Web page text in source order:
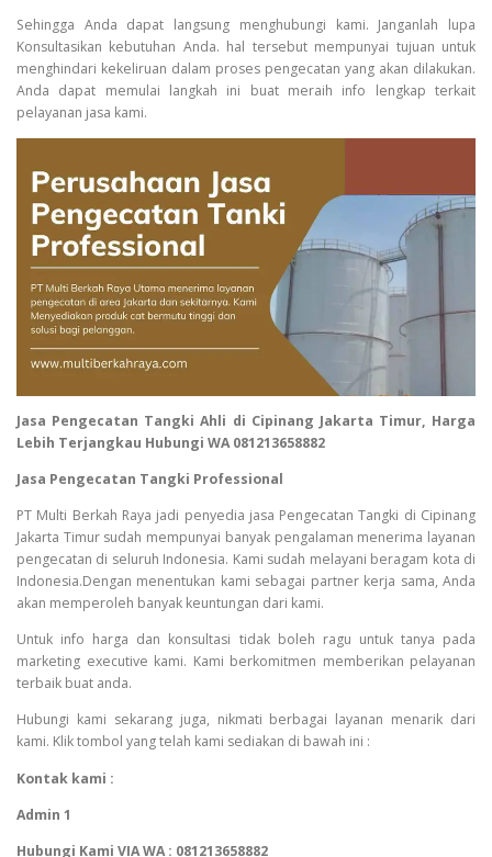
Sehingga Anda dapat langsung menghubungi kami. Janganlah lupa
Konsultasikan kebutuhan Anda. hal tersebut mempunyai tujuan untuk
menghindari kekeliruan dalam proses pengecatan yang akan dilakukan.
Anda dapat memulai langkah ini buat meraih info lengkap terkait
pelayanan jasa kami.
Jasa Pengecatan Tangki Ahli di Cipinang Jakarta Timur, Harga
Lebih Terjangkau Hubungi WA 081213658882
Jasa Pengecatan Tangki Professional
PT Multi Berkah Raya jadi penyedia jasa Pengecatan Tangki di Cipinang
Jakarta Timur sudah mempunyai banyak pengalaman menerima layanan
pengecatan di seluruh Indonesia. Kami sudah melayani beragam kota di
Indonesia.Dengan menentukan kami sebagai partner kerja sama, Anda
akan memperoleh banyak keuntungan dari kami.
Untuk info harga dan konsultasi tidak boleh ragu untuk tanya pada
marketing executive kami. Kami berkomitmen memberikan pelayanan
terbaik buat anda.
Hubungi kami sekarang juga, nikmati berbagai layanan menarik dari
kami. Klik tombol yang telah kami sediakan di bawah ini :
Kontak kami :
Admin 1
Hubungi Kami VIA WA : 081213658882